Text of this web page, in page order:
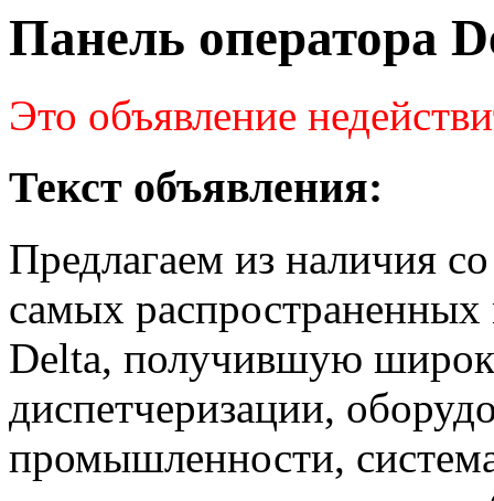
Панель оператора
Это объявление
Текст объявления:
Предлагаем из наличия
самых распространенных
Delta, получившую
диспетчеризации,
промышленности,